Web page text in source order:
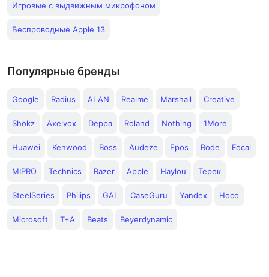
Игровые с выдвижным микрофоном
Беспроводные Apple 13
Популярные бренды
Google Radius ALAN Realme Marshall Creative
Shokz Axelvox Deppa Roland Nothing 1More
Huawei Kenwood Boss Audeze Epos Rode Focal
MIPRO Technics Razer Apple Haylou Терек
SteelSeries Philips GAL CaseGuru Yandex Hoco
Microsoft T+A Beats Beyerdynamic